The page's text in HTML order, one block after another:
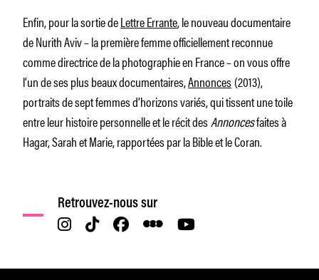
Enfin, pour la sortie deLettre Errante, le nouveau documentaire
de Nurith Aviv – la première femme officiellement reconnue
comme directrice de la photographie en France – on vous offre
l’un de ses plus beaux documentaires,Annonces(2013),
portraits de sept femmes d’horizons variés, qui tissent une toile
entre leur histoire personnelle et le récit desAnnoncesfaites à
Hagar, Sarah et Marie, rapportées par la Bible et le Coran.
Retrouvez-nous sur